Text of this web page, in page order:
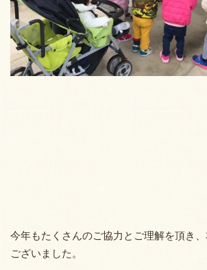
今年もたくさんのご協力とご理解を頂き
ございました。